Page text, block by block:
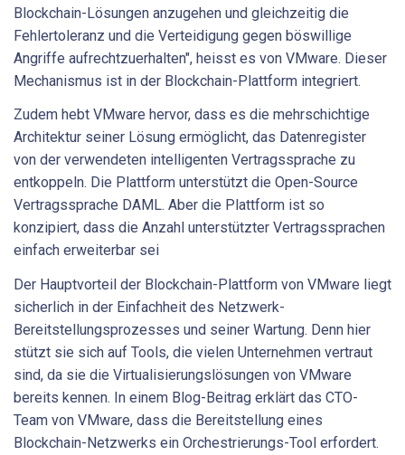
Blockchain-Lösungen anzugehen und gleichzeitig die
Fehlertoleranz und die Verteidigung gegen böswillige
Angriffe aufrechtzuerhalten", heisst es von VMware. Dieser
Mechanismus ist in der Blockchain-Plattform integriert.
Zudem hebt VMware hervor, dass es die mehrschichtige
Architektur seiner Lösung ermöglicht, das Datenregister
von der verwendeten intelligenten Vertragssprache zu
entkoppeln. Die Plattform unterstützt die Open-Source
Vertragssprache DAML. Aber die Plattform ist so
konzipiert, dass die Anzahl unterstützter Vertragssprachen
einfach erweiterbar sei
Der Hauptvorteil der Blockchain-Plattform von VMware liegt
sicherlich in der Einfachheit des Netzwerk-
Bereitstellungsprozesses und seiner Wartung. Denn hier
stützt sie sich auf Tools, die vielen Unternehmen vertraut
sind, da sie die Virtualisierungslösungen von VMware
bereits kennen. In einem Blog-Beitrag erklärt das CTO-
Team von VMware, dass die Bereitstellung eines
Blockchain-Netzwerks ein Orchestrierungs-Tool erfordert.